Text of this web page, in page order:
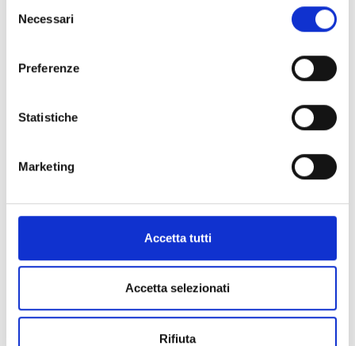
delNecessari
Preferenze
Statistiche
Marketing
Accetta tutti
Accetta selezionati
Rifiuta
Le aziende del gruppo
Privacy & Cookie Policy
Social